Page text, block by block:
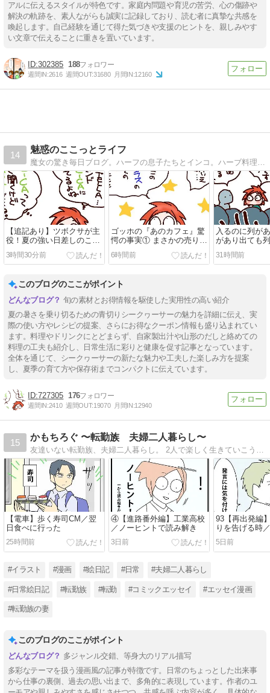
アルに伝えるスタイルが特色です。家庭内問題や育児の苦労、心の傷跡や
解決の軌跡を、素人ながらも誠実に記録しており、読む者に真摯な共感を
喚起します。自己経験を通じて得た気づきや支援のヒントを、親しみやす
い文章で伝えることに重きを置いています。
302385 188
週間IN:2616 週間OUT:31680 月間IN:12160
14
魅惑のここっとライフ
魔女の驚き毎日ブログ。ハーフの息子たちとインコ。ハーブ料理本出版しました！
【追記あり】ツボクサが主
役！夏の強い日差しのこ
ろ。
3時間30分前
ゴッホの『あのカフェ』驚
愕の事実① まさかの売り上
げ隠し・不正会計？
6時間前
入るのに列が
があり出ても
31時間前
このブログのここがポイント
旬の素材とお得情報を駆使した実用性の高い紹介
夏の暑さを乗り切るための青切りシークヮーサーの魅力を詳細に伝え、実
際の使い方やレシピの提案、さらにお得なクーポン情報も盛り込まれてい
ます。料理やドリンクにとどまらず、自家製出汁や山形のだしと絡めての
料理の工夫も紹介し、日常生活に彩りと健康を促す記事となっています。
全体を通じて、シークヮーサーの新たな魅力や工夫した楽しみ方を提案
し、夏季の育て方や保存術までコンパクトに伝えています。
727305 176
週間IN:2410 週間OUT:19070 月間IN:12940
15
かもちろぐ 〜転勤族 夫婦二人暮らし〜
【電車】歩く寿司CM／翌
日食べに行った
25時間前
④【進路番外編】工業高校
／ノーヒントで読み解き
3日前
93【再出発編
りを告げる時
なる時９
5日前
#イラスト #漫画 #絵日記 #日常 #夫婦二人暮らし
#日常絵日記 #転勤族 #転勤 #コミックエッセイ #エッセイ漫画
#転勤族の妻
このブログのここがポイント
多ジャンル交錯、等身大のリアル描写
多彩なテーマを扱う漫画風の記事が特徴です。日常のちょっとした出来事
から仕事の裏側、過去の思い出まで、多角的に表現しています。作者のユ